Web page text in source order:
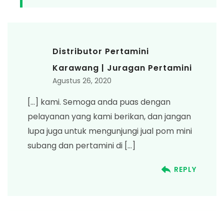
Distributor Pertamini
Karawang | Juragan Pertamini
Agustus 26, 2020
[…] kami. Semoga anda puas dengan
pelayanan yang kami berikan, dan jangan
lupa juga untuk mengunjungi jual pom mini
subang dan pertamini di […]
REPLY